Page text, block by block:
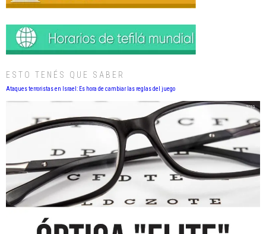
ESTO TENÉS QUE SABER
Ataques terroristas en Israel: Es hora de cambiar las reglas del juego